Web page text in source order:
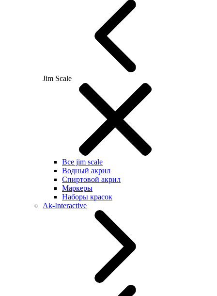
Jim Scale
Все jim scale
Водный акрил
Спиртовой акрил
Маркеры
Наборы красок
Ak-Interactive